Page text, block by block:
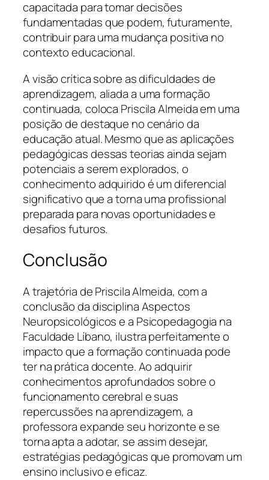
capacitada para tomar decisões
fundamentadas que podem, futuramente,
contribuir para uma mudança positiva no
contexto educacional.
A visão crítica sobre as dificuldades de
aprendizagem, aliada a uma formação
continuada, coloca Priscila Almeida em uma
posição de destaque no cenário da
educação atual. Mesmo que as aplicações
pedagógicas dessas teorias ainda sejam
potenciais a serem explorados, o
conhecimento adquirido é um diferencial
significativo que a torna uma profissional
preparada para novas oportunidades e
desafios futuros.
Conclusão
A trajetória de Priscila Almeida, com a
conclusão da disciplina Aspectos
Neuropsicológicos e a Psicopedagogia na
Faculdade Líbano, ilustra perfeitamente o
impacto que a formação continuada pode
ter na prática docente. Ao adquirir
conhecimentos aprofundados sobre o
funcionamento cerebral e suas
repercussões na aprendizagem, a
professora expande seu horizonte e se
torna apta a adotar, se assim desejar,
estratégias pedagógicas que promovam um
ensino inclusivo e eficaz.